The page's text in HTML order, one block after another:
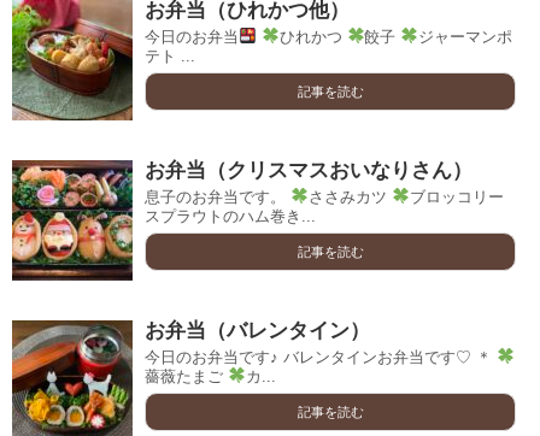
お弁当（ひれかつ他）
今日のお弁当 ひれかつ 餃子
ジャーマンポ
テト ...
記事を読む
お弁当（クリスマスおいなりさん）
息子のお弁当です。 ささみカツ
ブロッコリー
スプラウトのハム巻き...
記事を読む
お弁当（バレンタイン）
今日のお弁当です♪ バレンタインお弁当です♡ ＊
薔薇たまご
カ...
記事を読む